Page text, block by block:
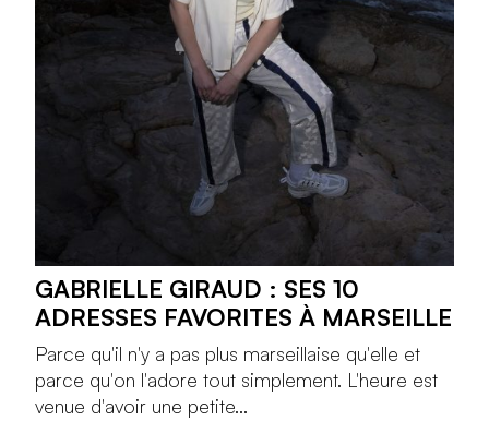
GABRIELLE GIRAUD : SES 10
ADRESSES FAVORITES À MARSEILLE
Parce qu'il n'y a pas plus marseillaise qu'elle et
parce qu'on l'adore tout simplement. L'heure est
venue d'avoir une petite...